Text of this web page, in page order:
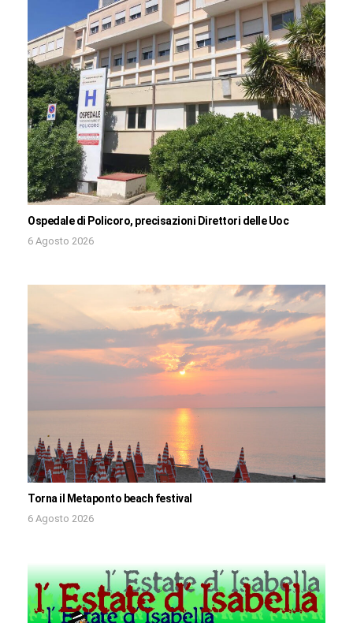
Ospedale di Policoro, precisazioni Direttori delle Uoc
6 Agosto 2026
Torna il Metaponto beach festival
6 Agosto 2026